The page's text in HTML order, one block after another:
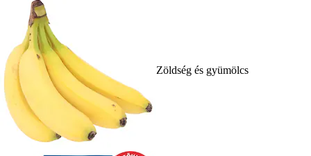
Zöldség és gyümölcs